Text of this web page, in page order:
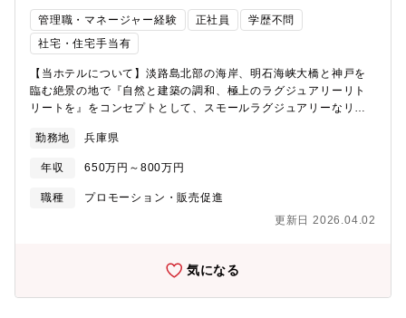
管理職・マネージャー経験 正社員
学歴不問
社宅・住宅手当有
【当ホテルについて】淡路島北部の海岸、明石海峡大橋と神戸を
臨む絶景の地で『自然と建築の調和、極上のラグジュアリーリト
リートを』をコンセプトとして、スモールラグジュアリーなリゾ
容をテーマにしたアクティビティ、淡路産の地産地消を愉しむ健
康的な料理まで、ひとりひとりに合わせた最高の滞在を提供しま
す。【業務内容】マーケティングマネージャー・ブランディン
グ、PR/AD、商品企画・販売促進・宿泊、レストラン、ウェディ
定された売上目標や関連業務を達成するためにセールス＆マーケ
増、ゲスト満足度アップを目指し、ホテル単体に加えて、近隣エ
リアの各施設（グループ内の各施設含む）を活用しながら新たな
プロモーションやイベントを展開し、国内マーケットに留まらず
勤務地 兵庫県
年収 650万円～800万円
職種
プロモーション・販売促進
更新日 2026.04.02
気になる